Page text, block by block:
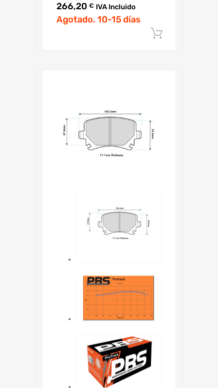
266,20 € IVA Incluido
Agotado. 10-15 días